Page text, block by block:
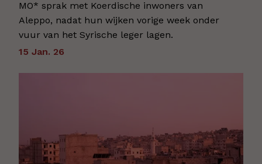
MO* sprak met Koerdische inwoners van
Aleppo, nadat hun wijken vorige week onder
vuur van het Syrische leger lagen.
15 Jan. 26